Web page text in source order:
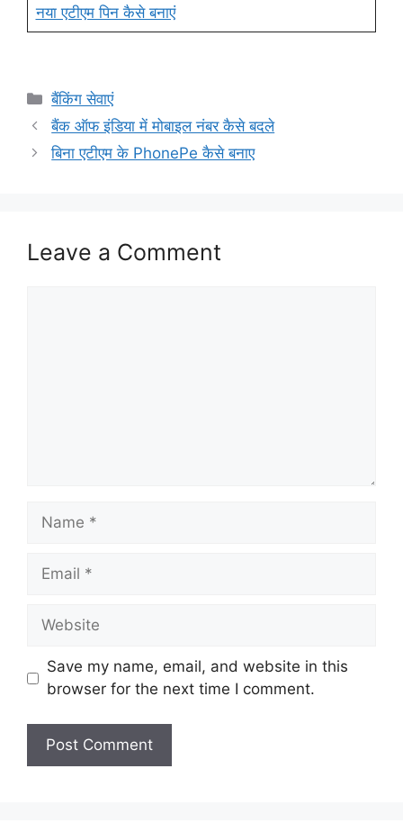
नया एटीएम पिन कैसे बनाएं
Categories
बैंकिंग सेवाएं
बैंक ऑफ इंडिया में मोबाइल नंबर कैसे बदले
बिना एटीएम के PhonePe कैसे बनाए
Leave a Comment
Name
Email
Website
Save my name, email, and website in this
browser for the next time I comment.